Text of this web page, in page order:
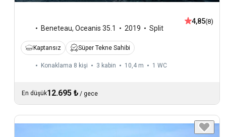
Beneteau, Oceanis 35.1 2019 Split
4,85(8)
Kaptansız Süper Tekne Sahibi
Konaklama 8 kişi 3 kabin 10,4 m 1 WC
En düşük12.695 ₺ / gece